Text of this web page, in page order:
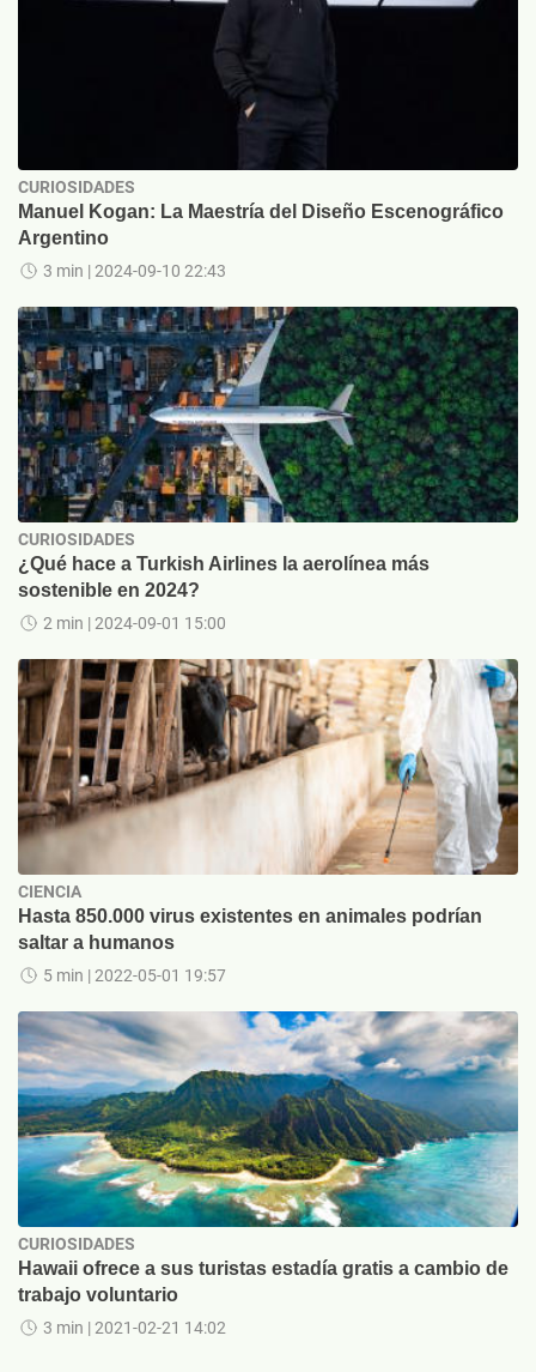
CURIOSIDADES
Manuel Kogan: La Maestría del Diseño Escenográfico
Argentino
3 min | 2024-09-10 22:43
CURIOSIDADES
¿Qué hace a Turkish Airlines la aerolínea más
sostenible en 2024?
2 min | 2024-09-01 15:00
CIENCIA
Hasta 850.000 virus existentes en animales podrían
saltar a humanos
5 min | 2022-05-01 19:57
CURIOSIDADES
Hawaii ofrece a sus turistas estadía gratis a cambio de
trabajo voluntario
3 min | 2021-02-21 14:02